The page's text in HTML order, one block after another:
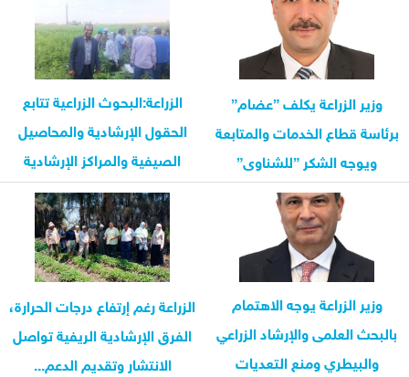
وزير الزراعة يكلف ”عضام”
برئاسة قطاع الخدمات والمتابعة
ويوجه الشكر ”للشناوى”
الزراعة:البحوث الزراعية تتابع
الحقول الإرشادية والمحاصيل
الصيفية والمراكز الإرشادية
بمحافظة الفيوم
وزير الزراعة يوجه الاهتمام
بالبحث العلمى والإرشاد الزراعي
والبيطري ومنع التعديات
الزراعة رغم إرتفاع درجات الحرارة،
الفرق الإرشادية الريفية تواصل
الانتشار وتقديم الدعم...